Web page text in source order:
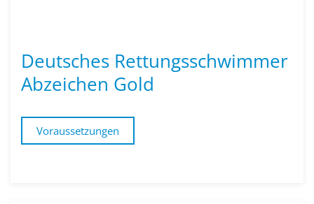
Deutsches Rettungs­schwimmer
Abzeichen Gold
Voraussetzungen